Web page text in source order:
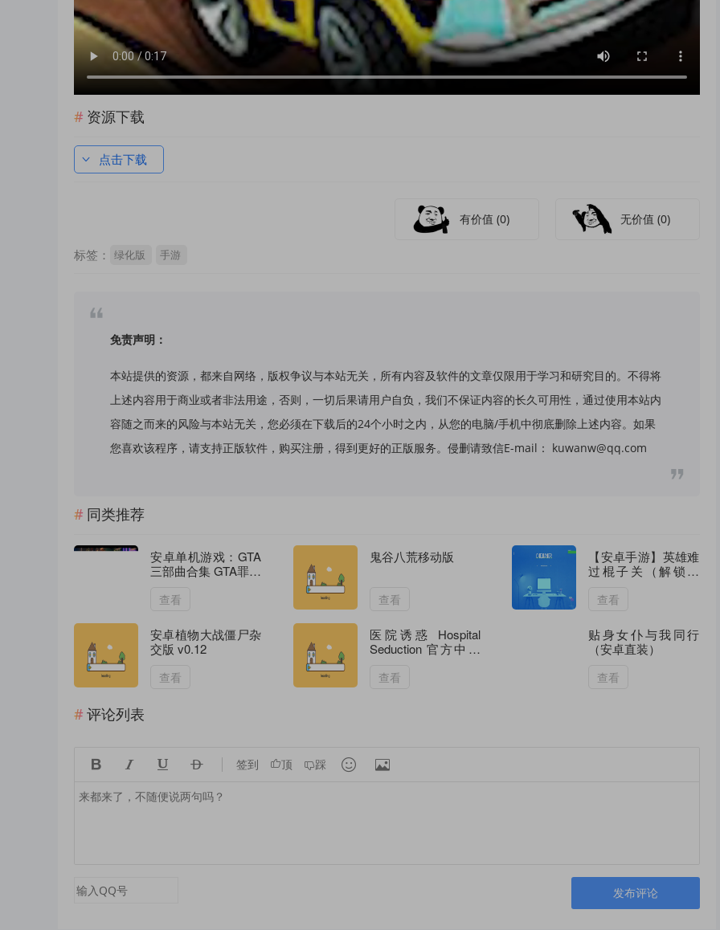
资源下载
点击下载
有价值(0) 无价值(0)
标签： 绿化版 手游
免责声明：
本站提供的资源，都来自网络，版权争议与本站无关，所有内容及软件的文章仅限用于学习和研究目的。不得将
上述内容用于商业或者非法用途，否则，一切后果请用户自负，我们不保证内容的长久可用性，通过使用本站内
容随之而来的风险与本站无关，您必须在下载后的24个小时之内，从您的电脑/手机中彻底删除上述内容。如果
您喜欢该程序，请支持正版软件，购买注册，得到更好的正版服务。侵删请致信E-mail： kuwanw@qq.com
同类推荐
安卓单机游戏：GTA
三部曲合集 GTA罪恶
斯/侠盗猎车手3
查看
鬼谷八荒移动版
查看
【安卓手游】英雄难
过棍子关（解锁关
查看
安卓植物大战僵尸杂
交版 v0.12
查看
医院诱惑 Hospital
Seduction 官方中文
查看
贴身女仆与我同行
（安卓直装）
查看
评论列表
    签到 顶 踩  
发布评论